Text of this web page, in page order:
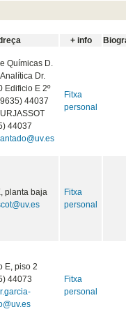
+ info
Químicas D.
Dr.
Edificio E 2º
44037
44037
Fitxa
personal
planta baja
Fitxa
personal
E, piso 2
44073
Fitxa
personal